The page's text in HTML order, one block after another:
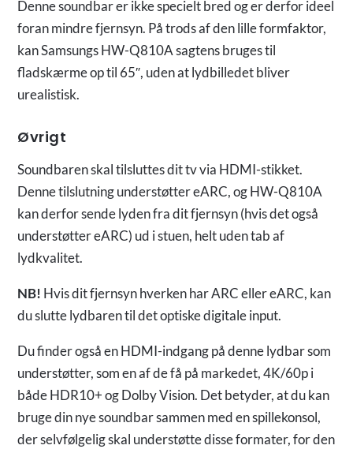
Denne soundbar er ikke specielt bred og er derfor ideel
foran mindre fjernsyn. På trods af den lille formfaktor,
kan Samsungs HW-Q810A sagtens bruges til
fladskærme op til 65″, uden at lydbilledet bliver
urealistisk.
Øvrigt
Soundbaren skal tilsluttes dit tv via HDMI-stikket.
Denne tilslutning understøtter eARC, og HW-Q810A
kan derfor sende lyden fra dit fjernsyn (hvis det også
understøtter eARC) ud i stuen, helt uden tab af
lydkvalitet.
NB! Hvis dit fjernsyn hverken har ARC eller eARC, kan
du slutte lydbaren til det optiske digitale input.
Du finder også en HDMI-indgang på denne lydbar som
understøtter, som en af de få på markedet, 4K/60p i
både HDR10+ og Dolby Vision. Det betyder, at du kan
bruge din nye soundbar sammen med en spillekonsol,
der selvfølgelig skal understøtte disse formater, for den